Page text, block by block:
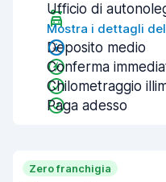
Ufficio di
Mostra i dettagli
Deposito medio
Conferma
Chilometraggio
Paga adesso
Zero franchigia